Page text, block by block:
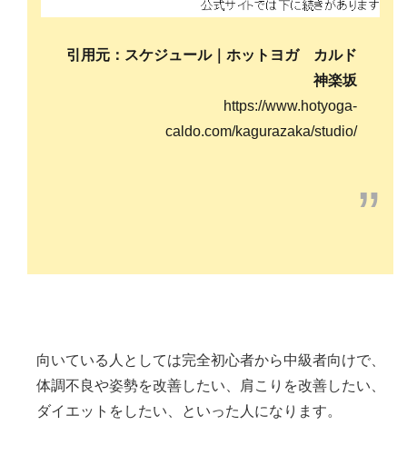
引用元：スケジュール｜ホットヨガ カルド
神楽坂
https://www.hotyoga-
caldo.com/kagurazaka/studio/
”
向いている人としては完全初心者から中級者向けで、
体調不良や姿勢を改善したい、肩こりを改善したい、
ダイエットをしたい、といった人になります。